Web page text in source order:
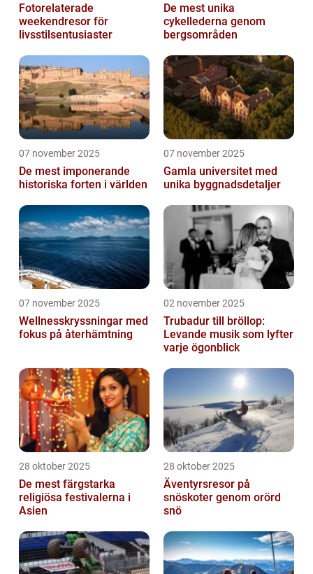
Fotorelaterade
weekendresor för
livsstilsentusiaster
De mest unika
cykellederna genom
bergsområden
07 november 2025
De mest imponerande
historiska forten i världen
07 november 2025
Gamla universitet med
unika byggnadsdetaljer
07 november 2025
Wellnesskryssningar med
fokus på återhämtning
02 november 2025
Trubadur till bröllop:
Levande musik som lyfter
varje ögonblick
28 oktober 2025
De mest färgstarka
religiösa festivalerna i
Asien
28 oktober 2025
Äventyrsresor på
snöskoter genom orörd
snö